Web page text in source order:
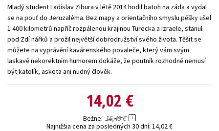
Technické vedy
Umenie a kultúra
Výchova a pedagogika
Young adult
Young adult (SK)
Zdravie a životný štýl
Všetky tituly
Mladý student Ladislav Zibura v létě 2014 hodil batoh na záda a vydal
se na pouť do Jeruzaléma. Bez mapy a orientačního smyslu pěšky ušel
1 400 kilometrů napříč rozpálenou krajinou Turecka a Izraele, stanul
pod Zdí nářků a prožil největší dobrodružství svého života. Těšit se
můžete na vyprávění kavárenského povaleče, který vám svým
laskavě nekorektním humorem dokáže, že poutník rozhodně nemusí
být katolík, asketa ani nudný člověk.
14,02 €
Bežne 16,49 €
Najnižšia cena za posledných 30 dní: 14,02 €